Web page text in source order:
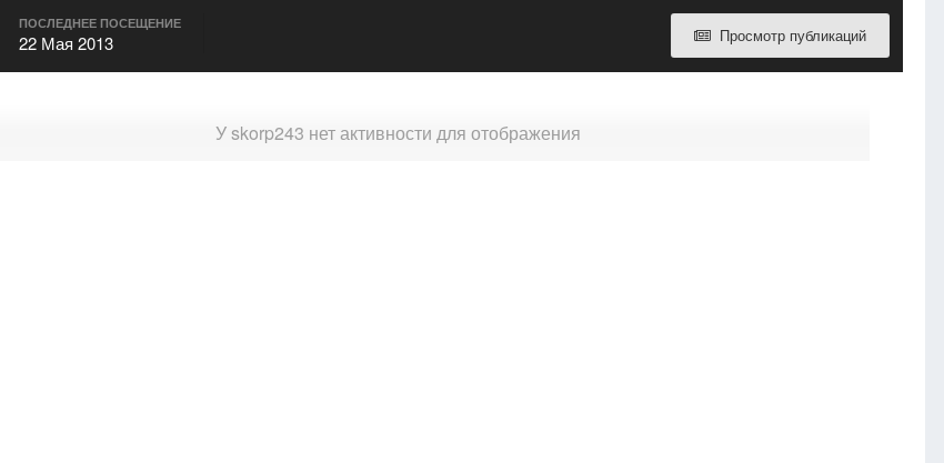
Просмотр публикаций
ПОСЛЕДНЕЕ ПОСЕЩЕНИЕ
22 Мая 2013
У skorp243 нет активности для отображения